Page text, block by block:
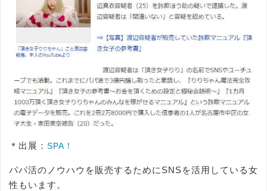
＊出展： SPA！
パパ活のノウハウを販売するためにSNSを活用している女
性もいます。